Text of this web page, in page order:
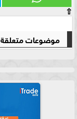
⇧
موضوعات متعلقة